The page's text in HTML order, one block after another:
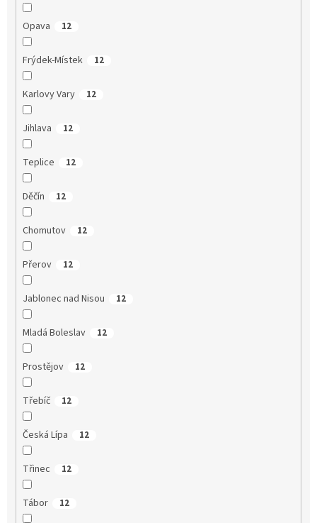
Opava 12
Frýdek-Místek 12
Karlovy Vary 12
Jihlava 12
Teplice 12
Děčín 12
Chomutov 12
Přerov 12
Jablonec nad Nisou 12
Mladá Boleslav 12
Prostějov 12
Třebíč 12
Česká Lípa 12
Třinec 12
Tábor 12